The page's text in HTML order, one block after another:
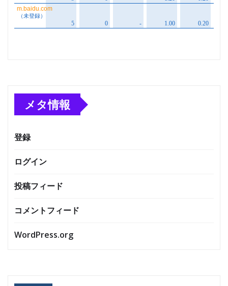
メタ情報
登録
ログイン
投稿フィード
コメントフィード
WordPress.org